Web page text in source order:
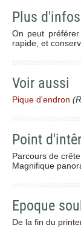
Plus d'infos
On peut
rapide, et
Voir aussi
Pique d'endron
Point
Parcours de
Magnifique
Epoque
De la fin du